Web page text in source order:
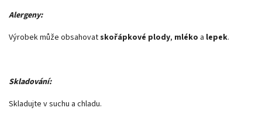
Alergeny:
Výrobek může obsahovatskořápkové plody, mléko a lepek.
Skladování:
Skladujte v suchu a chladu.